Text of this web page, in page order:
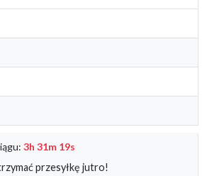
3h 31m 18s
przesyłkę jutro!